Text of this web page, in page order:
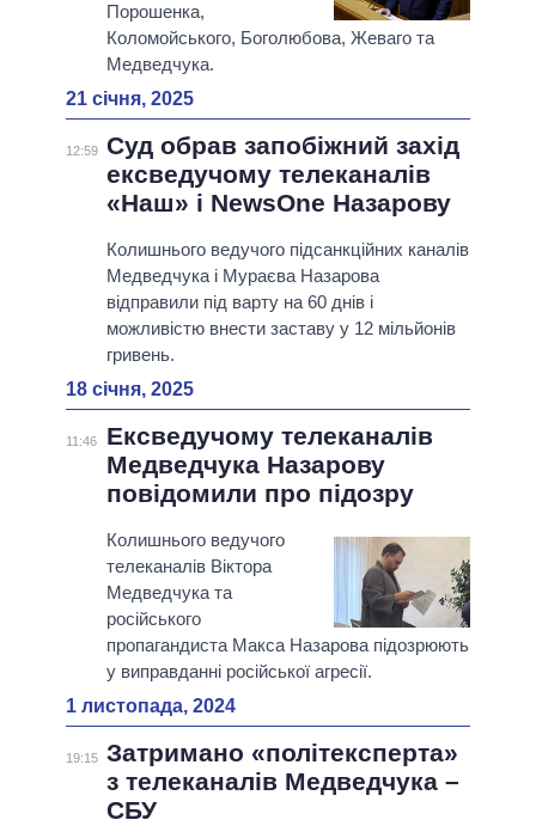
Порошенка,
Коломойського, Боголюбова, Жеваго та
Медведчука.
21 січня, 2025
12:59 Суд обрав запобіжний захід
ексведучому телеканалів
«Наш» і NewsOne Назарову
Колишнього ведучого підсанкційних каналів
Медведчука і Мураєва Назарова
відправили під варту на 60 днів і
можливістю внести заставу у 12 мільйонів
гривень.
18 січня, 2025
11:46
Ексведучому телеканалів
Медведчука Назарову
повідомили про підозру
Колишнього ведучого
телеканалів Віктора
Медведчука та
російського
пропагандиста Макса Назарова підозрюють
у виправданні російської агресії.
1 листопада, 2024
19:15 Затримано «політексперта»
з телеканалів Медведчука –
СБУ